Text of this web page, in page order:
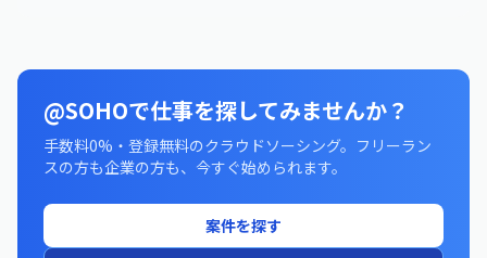
@SOHOで仕事を探してみませんか？
手数料0%・登録無料のクラウドソーシング。フリーラン
スの方も企業の方も、今すぐ始められます。
案件を探す